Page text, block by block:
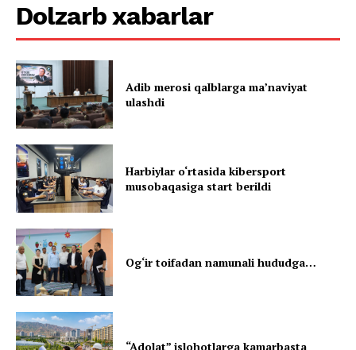
Dolzarb xabarlar
Adib merosi qalblarga maʼnaviyat
ulashdi
Harbiylar o‘rtasida kibersport
musobaqasiga start berildi
Og‘ir toifadan namunali hududga…
“Adolat” islohotlarga kamarbasta